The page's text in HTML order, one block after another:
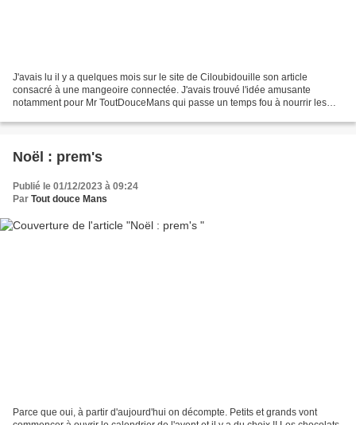
J'avais lu il y a quelques mois sur le site de Ciloubidouille son article
consacré à une mangeoire connectée. J'avais trouvé l'idée amusante
notamment pour Mr ToutDouceMans qui passe un temps fou à nourrir les
Noël : prem's
Publié le 01/12/2023 à 09:24
Par Tout douce Mans
Parce que oui, à partir d'aujourd'hui on décompte. Petits et grands vont